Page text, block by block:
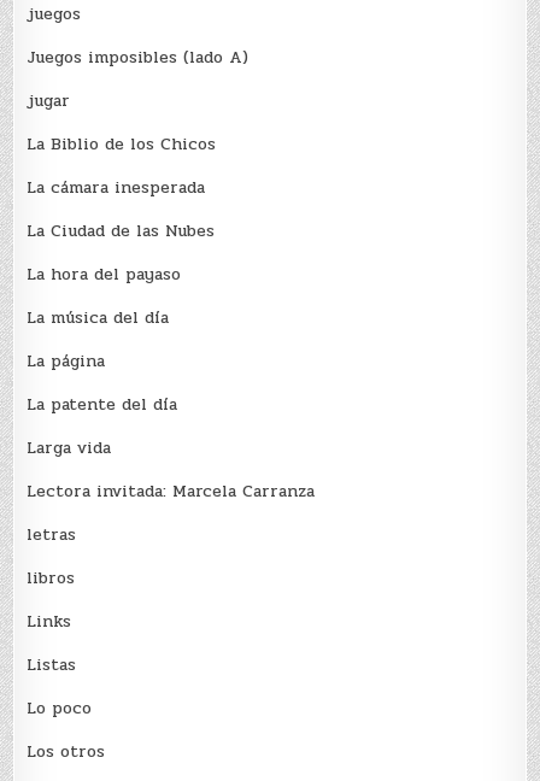
juegos
Juegos imposibles (lado A)
jugar
La Biblio de los Chicos
La cámara inesperada
La Ciudad de las Nubes
La hora del payaso
La música del día
La página
La patente del día
Larga vida
Lectora invitada: Marcela Carranza
letras
libros
Links
Listas
Lo poco
Los otros